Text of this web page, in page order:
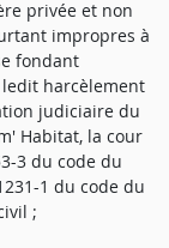
privée et non
impropres à
fondant
harcèlement
judiciaire du
Habitat, la cour
3 du code du
1 du code du
;